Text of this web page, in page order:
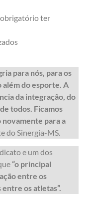
ter
para nós, para os
além do esporte. A
da integração, do
todos. Ficamos
para a
do Sinergia-MS.
e um dos
“o principal
entre os
os atletas”.